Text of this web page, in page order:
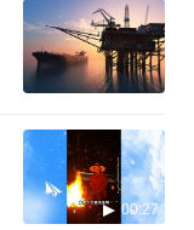
00:27